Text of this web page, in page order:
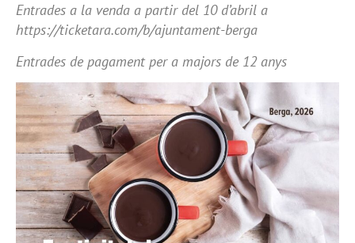
Entrades a la venda a partir del 10 d’abril a
https://ticketara.com/b/ajuntament-berga
Entrades de pagament per a majors de 12 anys